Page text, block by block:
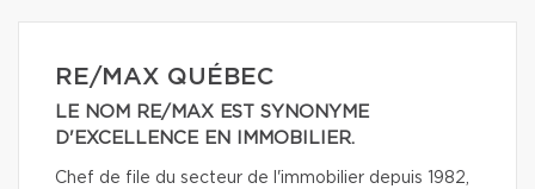
RE/MAX QUÉBEC
LE NOM RE/MAX EST SYNONYME
D'EXCELLENCE EN IMMOBILIER.
Chef de file du secteur de l'immobilier depuis 1982,